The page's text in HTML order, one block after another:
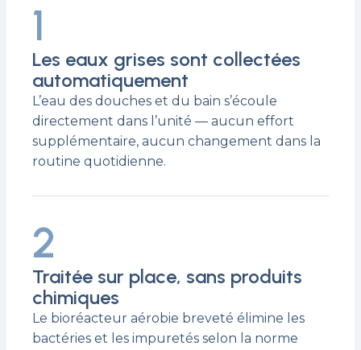
1
Les eaux grises sont collectées
automatiquement
L’eau des douches et du bain s’écoule
directement dans l’unité — aucun effort
supplémentaire, aucun changement dans la
routine quotidienne.
2
Traitée sur place, sans produits
chimiques
Le bioréacteur aérobie breveté élimine les
bactéries et les impuretés selon la norme